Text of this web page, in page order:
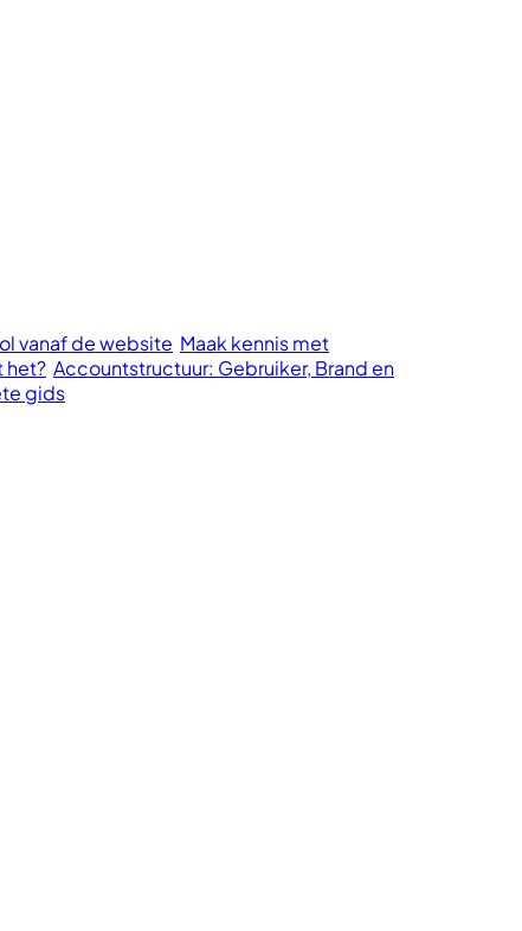
vanaf de website Maak kennis met
het? Accountstructuur: Gebruiker, Brand en
gids